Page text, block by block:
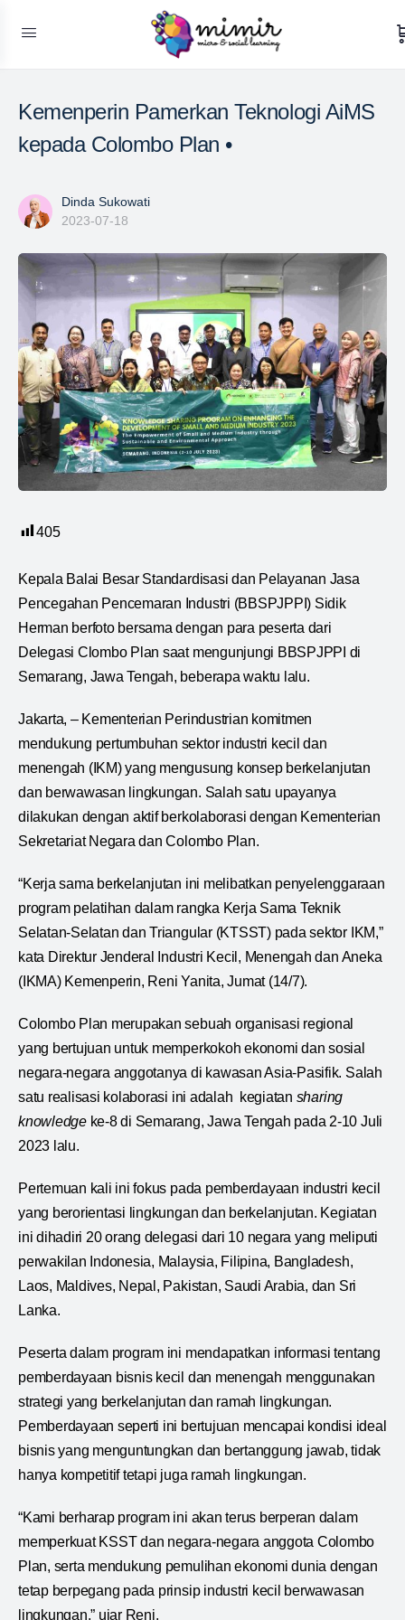
Kemenperin Pamerkan Teknologi AiMS
kepada Colombo Plan •
Dinda Sukowati
2023-07-18
405
Kepala Balai Besar Standardisasi dan Pelayanan Jasa
Pencegahan Pencemaran Industri (BBSPJPPI) Sidik
Herman berfoto bersama dengan para peserta dari
Delegasi Clombo Plan saat mengunjungi BBSPJPPI di
Semarang, Jawa Tengah, beberapa waktu lalu.
Jakarta, – Kementerian Perindustrian komitmen
mendukung pertumbuhan sektor industri kecil dan
menengah (IKM) yang mengusung konsep berkelanjutan
dan berwawasan lingkungan. Salah satu upayanya
dilakukan dengan aktif berkolaborasi dengan Kementerian
Sekretariat Negara dan Colombo Plan.
“Kerja sama berkelanjutan ini melibatkan penyelenggaraan
program pelatihan dalam rangka Kerja Sama Teknik
Selatan-Selatan dan Triangular (KTSST) pada sektor IKM,”
kata Direktur Jenderal Industri Kecil, Menengah dan Aneka
(IKMA) Kemenperin, Reni Yanita, Jumat (14/7).
Colombo Plan merupakan sebuah organisasi regional
yang bertujuan untuk memperkokoh ekonomi dan sosial
negara-negara anggotanya di kawasan Asia-Pasifik. Salah
satu realisasi kolaborasi ini adalah kegiatan sharing
knowledgeke-8 di Semarang, Jawa Tengah pada 2-10 Juli
2023 lalu.
Pertemuan kali ini fokus pada pemberdayaan industri kecil
yang berorientasi lingkungan dan berkelanjutan. Kegiatan
ini dihadiri 20 orang delegasi dari 10 negara yang meliputi
perwakilan Indonesia, Malaysia, Filipina, Bangladesh,
Laos, Maldives, Nepal, Pakistan, Saudi Arabia, dan Sri
Lanka.
Peserta dalam program ini mendapatkan informasi tentang
pemberdayaan bisnis kecil dan menengah menggunakan
strategi yang berkelanjutan dan ramah lingkungan.
Pemberdayaan seperti ini bertujuan mencapai kondisi ideal
bisnis yang menguntungkan dan bertanggung jawab, tidak
hanya kompetitif tetapi juga ramah lingkungan.
“Kami berharap program ini akan terus berperan dalam
memperkuat KSST dan negara-negara anggota Colombo
Plan, serta mendukung pemulihan ekonomi dunia dengan
tetap berpegang pada prinsip industri kecil berwawasan
lingkungan,” ujar Reni.